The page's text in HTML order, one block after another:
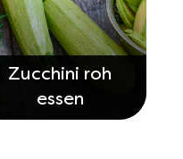
Zucchini roh
essen